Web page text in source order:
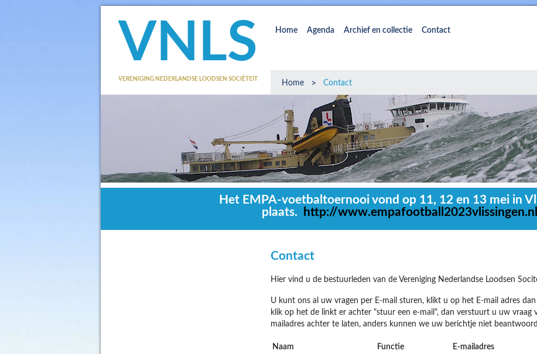
VNLS
VERENIGING NEDERLANDSE LOODSEN SOCIËTEIT
Home Agenda Archief en collectie Contact
Home > Contact
Het EMPA-voetbaltoernooi vond op 11, 12 en 13 mei in
plaats.
http://www.empafootball2023vlissingen.nl
Contact
Hier vind u de bestuurleden van de Vereniging Nederlandse Loodsen
U kunt ons al uw vragen per E-mail sturen, klikt u op het E-mail adres
klik op het de linkt er achter "stuur een e-mail", dan verstuurt u uw vraag
mailadres achter te laten, anders kunnen we uw berichtje niet
Naam Functie E-mailadres